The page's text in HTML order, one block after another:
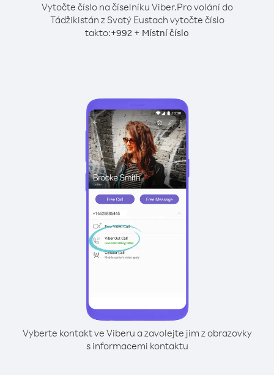
Vytočte číslo na číselníku Viber.Pro volání do
Tádžikistán z Svatý Eustach vytočte číslo
takto:+992 + Místní číslo
Vyberte kontakt ve Viberu a zavolejte jim z obrazovky
s informacemi kontaktu